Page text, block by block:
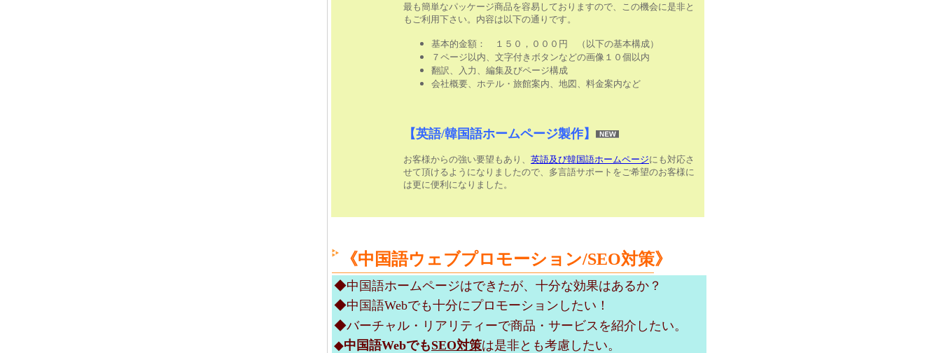
最も簡単なパッケージ商品を容易しておりますので、この機会に是非と
もご利用下さい。内容は以下の通りです。
基本的金額： １５０，０００円 （以下の基本構成）
７ページ以内、文字付きボタンなどの画像１０個以内
翻訳、入力、編集及びページ構成
会社概要、ホテル・旅館案内、地図、料金案内など
【英語/韓国語ホームページ製作】
お客様からの強い要望もあり、 英語及び韓国語ホームページにも対応さ
せて頂けるようになりましたので、多言語サポートをご希望のお客様に
は更に便利になりました。
《中国語ウェブプロモーション/SEO対策》
◆中国語ホームページはできたが、十分な効果はあるか？
◆中国語Webでも十分にプロモーションしたい！
◆バーチャル・リアリティーで商品・サービスを紹介したい。
◆中国語WebでもSEO対策は是非とも考慮したい。